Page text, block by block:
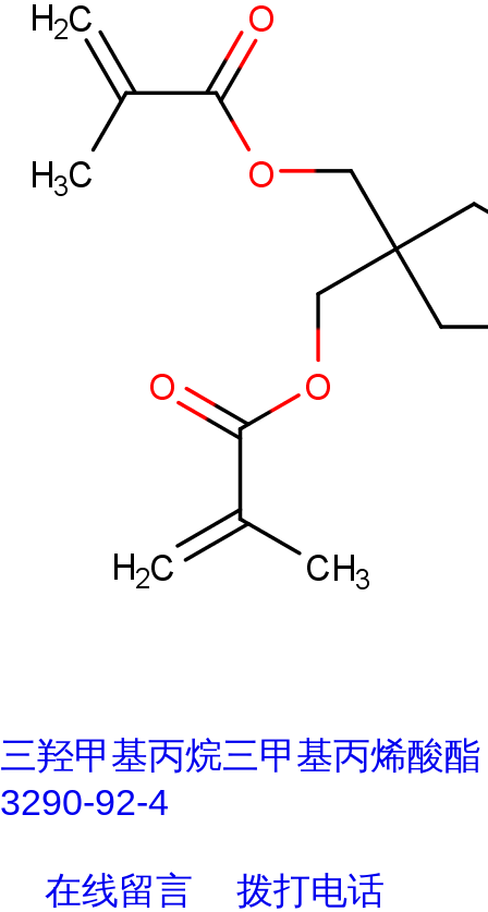
三羟甲基丙烷三甲基丙烯酸酯
3290-92-4
在线留言 拨打电话